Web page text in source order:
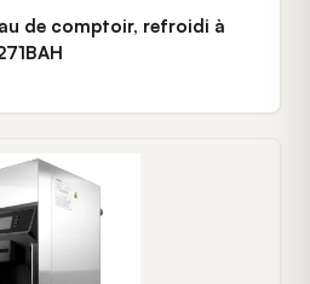
de comptoir, refroidi à